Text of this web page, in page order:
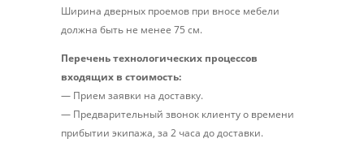
Ширина дверных проемов при вносе мебели
должна быть не менее 75 см.
Перечень технологических процессов
входящих в стоимость:
— Прием заявки на доставку.
— Предварительный звонок клиенту о времени
прибытии экипажа, за 2 часа до доставки.